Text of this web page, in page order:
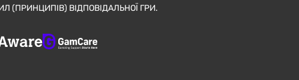
(ПРИНЦИПІВ) ВІДПОВІДАЛЬНОЇ ГРИ.